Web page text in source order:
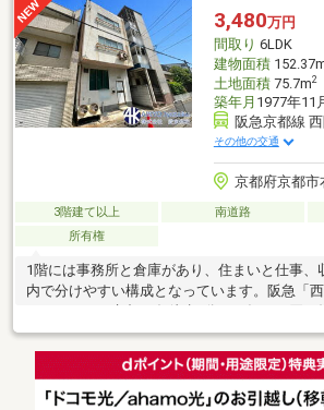
ス貼替・床上張・建具新調で室内をリフレッ
室を洋室へ変更し、使いやすい4LDKへ改装予定
3,480万円
間取り 6LDK
建物面積
土地面積75.7m2
築年月 1977年11
阪急京都線
その他の交通
京都府京都市
3階建て以上 南道路
所有権
1階には事務所と倉庫があり、住まいと仕事、
内で分けやすい構成となっています。阪急「
内。建築条件のない土地としても販売されて
用方法も含めて現地でご検討いただけます。
階ごとに使い分けやすい構成・事務所・倉庫
すい・イオンモール京都五条徒歩1分で日常